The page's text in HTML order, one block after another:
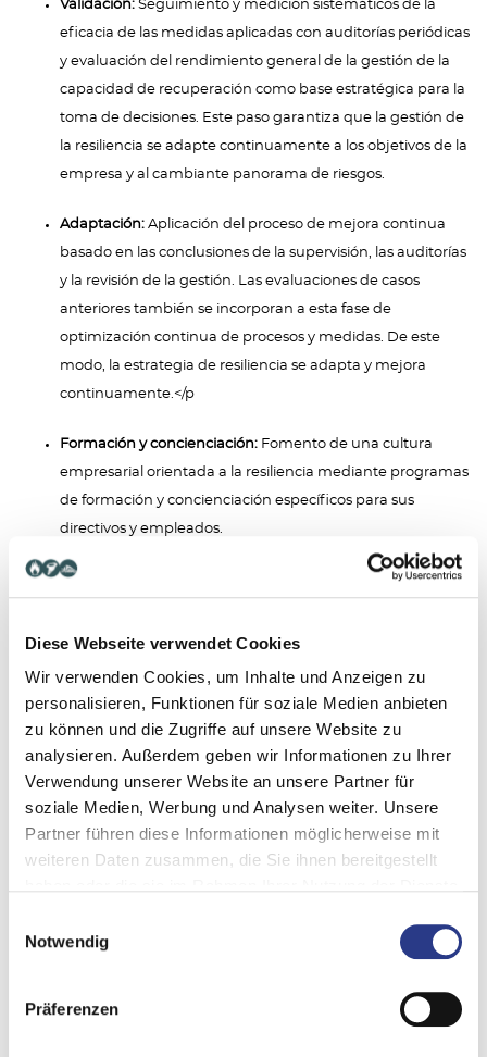
Diese Webseite verwendet Cookies
Wir verwenden Cookies, um Inhalte und Anzeigen zu
personalisieren, Funktionen für soziale Medien anbieten
zu können und die Zugriffe auf unsere Website zu
analysieren. Außerdem geben wir Informationen zu Ihrer
Verwendung unserer Website an unsere Partner für
soziale Medien, Werbung und Analysen weiter. Unsere
Partner führen diese Informationen möglicherweise mit
weiteren Daten zusammen, die Sie ihnen bereitgestellt
Notwendig
Präferenzen
Validación: Seguimiento y medición sistemáticos de la
eficacia de las medidas aplicadas con auditorías periódicas
y evaluación del rendimiento general de la gestión de la
capacidad de recuperación como base estratégica para la
toma de decisiones. Este paso garantiza que la gestión de
la resiliencia se adapte continuamente a los objetivos de la
empresa y al cambiante panorama de riesgos.
Adaptación: Aplicación del proceso de mejora continua
basado en las conclusiones de la supervisión, las auditorías
y la revisión de la gestión. Las evaluaciones de casos
anteriores también se incorporan a esta fase de
optimización continua de procesos y medidas. De este
modo, la estrategia de resiliencia se adapta y mejora
continuamente.</p
Formación y concienciación: Fomento de una cultura
empresarial orientada a la resiliencia mediante programas
de formación y concienciación específicos para sus
directivos y empleados.
la urgencia de replantear y reforzar las estrategias de seguridad
utiliza
décadas de experiencia
y las mejores prácticas para
armar a su organización frente a las amenazas híbridas.
de sus sistemas y procesos.
equipos en áreas clave de la gestión de la resiliencia para